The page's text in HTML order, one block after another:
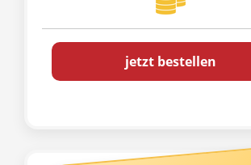
jetzt bestellen